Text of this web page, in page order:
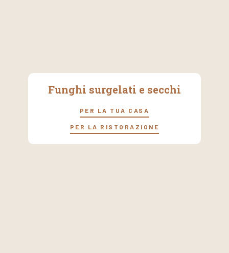
Funghi surgelati e secchi
PER LA TUA CASA
PER LA RISTORAZIONE